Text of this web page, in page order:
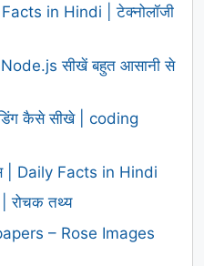
in Hindi | टेक्नोलॉजी
सीखें बहुत आसानी से
कैसे सीखे | coding
| Daily Facts in Hindi
रोचक तथ्य
– Rose Images